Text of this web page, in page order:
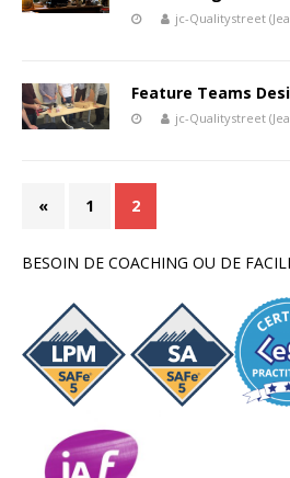
jc-Qualitystreet
Feature Teams
jc-Qualitystreet
« 1 2
BESOIN DE COACHING OU DE